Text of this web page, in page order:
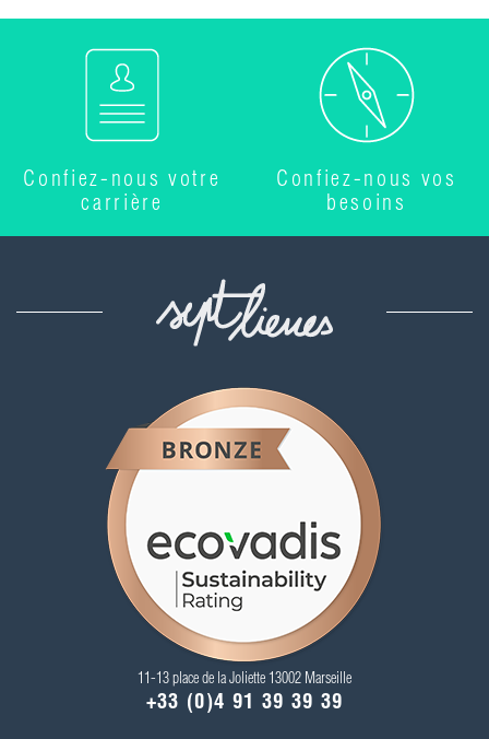
Confiez-nous votre
carrière
Confiez-nous vos
besoins
11-13 place de la Joliette 13002 Marseille
+33 (0)4 91 39 39 39